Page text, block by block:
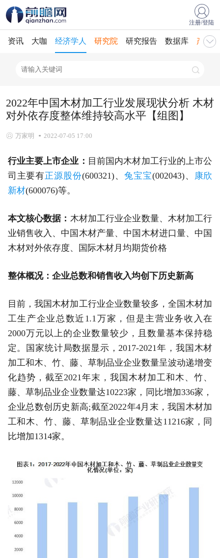
注册/登陆
资讯 大咖 经济学人 研究院 研究报告 数据库 产业
2022年中国木材加工行业发展现状分析 木材
对外依存度整体维持较高水平【组图】
万家明 2022-07-05 17:00
行业主要上市企业： 目前国内木材加工行业的上市公
司主要有正源股份(600321)、 兔宝宝(002043)、
康欣
新材(600076)等。
本文核心数据： 木材加工行业企业数量、木材加工行
业销售收入、中国木材产量、中国木材进口量、中国
木材对外依存度、国际木材月均期货价格
整体概况：企业总数和销售收入均创下历史新高
目前，我国木材加工行业企业数量较多，全国木材加
工生产企业总数近1.1万家，但是主营业务收入在
2000万元以上的企业数量较少，且数量基本保持稳
定。国家统计局数据显示，2017-2021年，我国木材
加工和木、竹、藤、草制品业企业数量呈波动递增变
化趋势，截至2021年末，我国木材加工和木、竹、
藤、草制品业企业数量达10223家，同比增加336家，
企业总数创历史新高;截至2022年4月末，我国木材加
工和木、竹、藤、草制品业企业数量达11216家，同
比增加1314家。